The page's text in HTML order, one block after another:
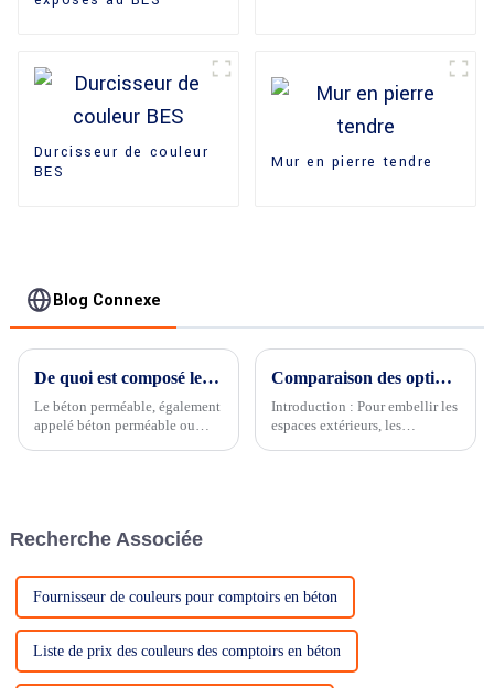
Durcisseur de couleur
BES
Mur en pierre tendre
Blog Connexe
De quoi est composé le béton perméable ?
Le béton perméable, également
appelé béton perméable ou
Comparaison des options courantes de revêtement de sol décoratif : avantages et inconvénients
Introduction : Pour embellir les
espaces extérieurs, les
Recherche Associée
Fournisseur de couleurs pour comptoirs en béton
Liste de prix des couleurs des comptoirs en béton